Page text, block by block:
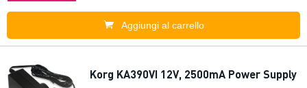
Aggiungi al carrello
Korg KA390VI 12V, 2500mA Power Supply